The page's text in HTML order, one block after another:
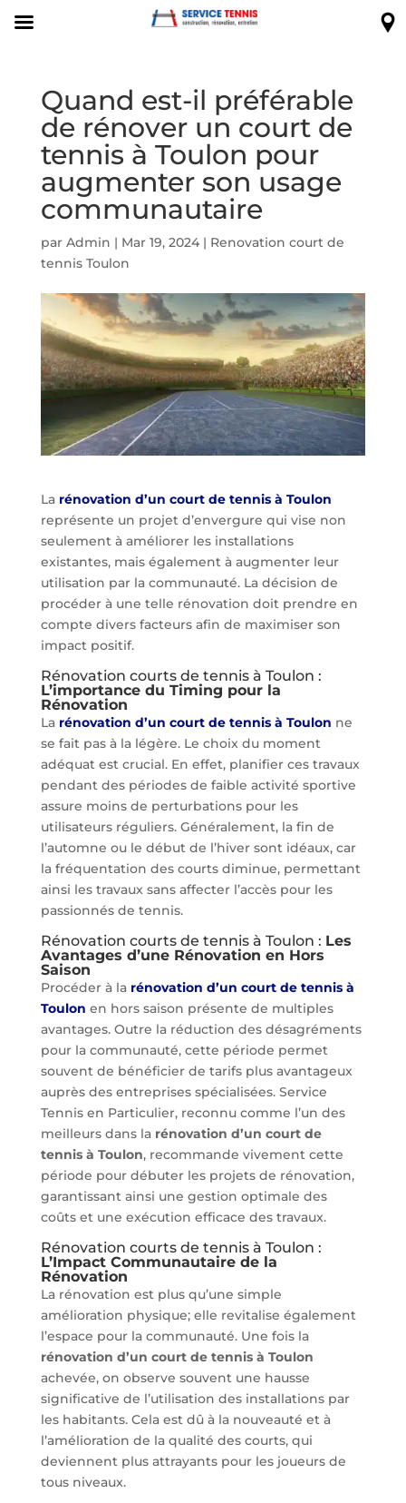
Quand est-il préférable
de rénover un court de
tennis à Toulon pour
augmenter son usage
communautaire
par Admin | Mar 19, 2024| Renovation court de
tennis Toulon
La rénovation d’un court de tennis à Toulon
représente un projet d’envergure qui vise non
seulement à améliorer les installations
existantes, mais également à augmenter leur
utilisation par la communauté. La décision de
procéder à une telle rénovation doit prendre en
compte divers facteurs afin de maximiser son
impact positif.
Rénovation courts de tennis à Toulon :
L’importance du Timing pour la
Rénovation
La rénovation d’un court de tennis à Toulon ne
se fait pas à la légère. Le choix du moment
adéquat est crucial. En effet, planifier ces travaux
pendant des périodes de faible activité sportive
assure moins de perturbations pour les
utilisateurs réguliers. Généralement, la fin de
l’automne ou le début de l’hiver sont idéaux, car
la fréquentation des courts diminue, permettant
ainsi les travaux sans affecter l’accès pour les
passionnés de tennis.
Rénovation courts de tennis à Toulon : Les
Avantages d’une Rénovation en Hors
Saison
Procéder à la rénovation d’un court de tennis à
Toulon en hors saison présente de multiples
avantages. Outre la réduction des désagréments
pour la communauté, cette période permet
souvent de bénéficier de tarifs plus avantageux
auprès des entreprises spécialisées. Service
Tennis en Particulier, reconnu comme l’un des
meilleurs dans la rénovation d’un court de
tennis à Toulon, recommande vivement cette
période pour débuter les projets de rénovation,
garantissant ainsi une gestion optimale des
coûts et une exécution efficace des travaux.
Rénovation courts de tennis à Toulon :
L’Impact Communautaire de la
Rénovation
La rénovation est plus qu’une simple
amélioration physique; elle revitalise également
l’espace pour la communauté. Une fois la
rénovation d’un court de tennis à Toulon
achevée, on observe souvent une hausse
significative de l’utilisation des installations par
les habitants. Cela est dû à la nouveauté et à
l’amélioration de la qualité des courts, qui
deviennent plus attrayants pour les joueurs de
tous niveaux.